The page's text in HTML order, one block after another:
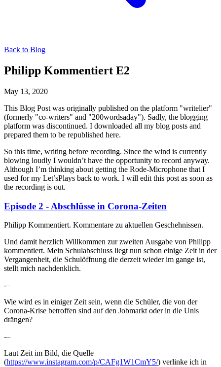
Back to Blog
Philipp Kommentiert E2
May 13, 2020
This Blog Post was originally published on the platform "writelier"
(formerly "co-writers" and "200wordsaday"). Sadly, the blogging
platform was discontinued. I downloaded all my blog posts and
prepared them to be republished here.
So this time, writing before recording. Since the wind is currently
blowing loudly I wouldn’t have the opportunity to record anyway.
Although I’m thinking about getting the Rode-Microphone that I
used for my Let’sPlays back to work. I will edit this post as soon as
the recording is out.
Episode 2 - Abschlüsse in Corona-Zeiten
Philipp Kommentiert. Kommentare zu aktuellen Geschehnissen.
Und damit herzlich Willkommen zur zweiten Ausgabe von Philipp
kommentiert. Mein Schulabschluss liegt nun schon einige Zeit in der
Vergangenheit, die Schulöffnung die derzeit wieder im gange ist,
stellt mich nachdenklich.
-–
Wie wird es in einiger Zeit sein, wenn die Schüler, die von der
Corona-Krise betroffen sind auf den Jobmarkt oder in die Unis
drängen?
-–
Laut Zeit im Bild, die Quelle
(https://www.instagram.com/p/CAFg1W1CmY5/) verlinke ich in